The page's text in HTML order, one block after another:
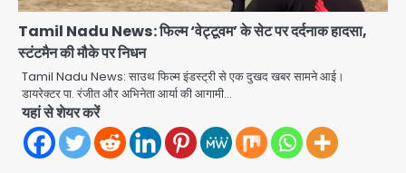
Tamil Nadu News: फिल्म ‘वेट्टूवम’ के सेट पर दर्दनाक हादसा,
स्टंटमैन की मौके पर निधन
Tamil Nadu News: साउथ फिल्म इंडस्ट्री से एक दुखद खबर सामने आई।
डायरेक्टर पा. रंजीत और अभिनेता आर्या की आगामी…
यहां से शेयर करें
5
DC Movie Review: लोकेश कनगराज की
एक्टिंग डेब्यू फिल्म विजुअली स्ट्राइकिंग लेकिन
स्क्रीनप्ले में कमजोर, लेकिन कहानी अधूरी रह
गई, 3 स्टार रेटिंग
Avinash Kumar
Felix Hospital Noida: फेलिक्स
हॉस्पिटल और नोएडा लोक मंच की पहल, अब
सिर्फ 30 रुपये में मिलेगी 24 घंटे ऑनलाइन